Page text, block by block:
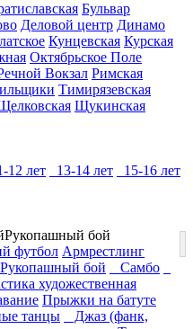
Бульвар
Деловой центр Динамо
Кунцевская Курская
Октябрьское Поле
Вокзал Римская
Тимирязевская
Щукинская
12 лет 13-14 лет
15-16 лет
Рукопашный бой
футбол Армрестлинг
бой
Самбо
художественная
Прыжки на батуте
танцы
Джаз (фанк,